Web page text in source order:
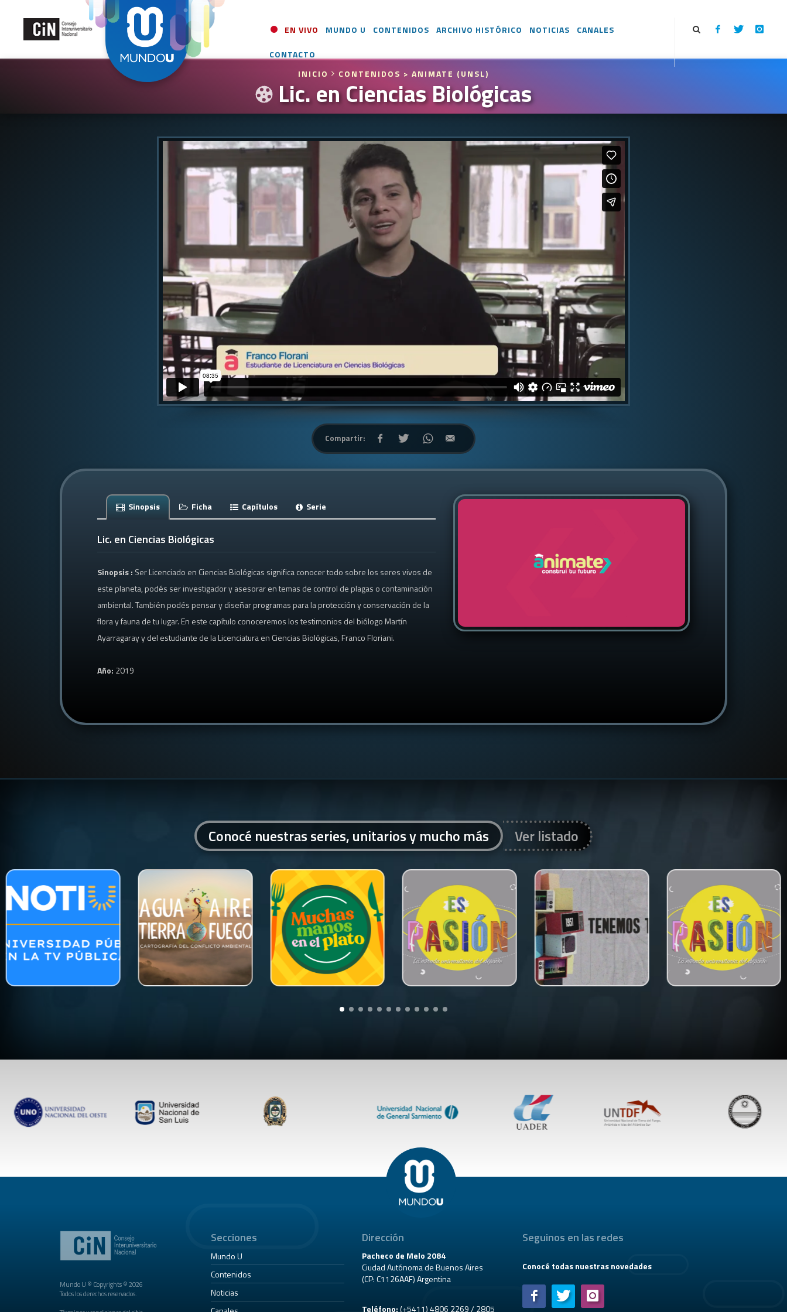
EN VIVO MUNDO U CONTENIDOS ARCHIVO HISTÓRICO NOTICIAS
CANALES
CONTACTO
INICIO
CONTENIDOS > ANIMATE (UNSL)
Lic. en Ciencias Biológicas
Compartir:
Sinopsis Ficha Capítulos Serie
Lic. en Ciencias Biológicas
Sinopsis : Ser Licenciado en Ciencias Biológicas significa conocer todo sobre los seres vivos de
este planeta, podés ser investigador y asesorar en temas de control de plagas o contaminación
ambiental. También podés pensar y diseñar programas para la protección y conservación de la
flora y fauna de tu lugar. En este capítulo conoceremos los testimonios del biólogo Martín
Ayarragaray y del estudiante de la Licenciatura en Ciencias Biológicas, Franco Floriani.
Año: 2019
Conocé nuestras series, unitarios y mucho más Ver listado
Mundo U ® Copyrights © 2026
Todos los derechos reservados.
Secciones
Mundo U
Contenidos
Noticias
Dirección
Pacheco de Melo 2084
Ciudad Autónoma de Buenos Aires
(CP: C1126AAF) Argentina
Teléfono:(+5411) 4806 2269 / 2805
Seguinos en las redes
Conocé todas nuestras novedades